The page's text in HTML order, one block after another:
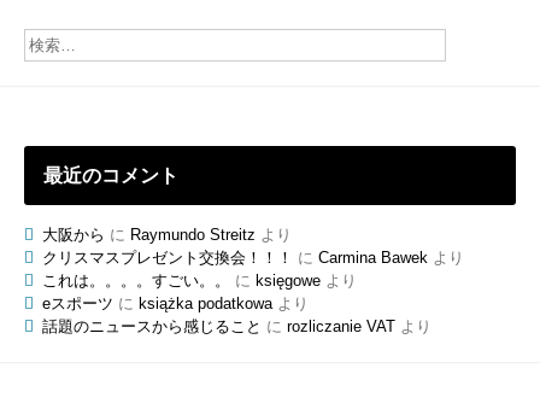
ブ
最近のコメント
大阪から に Raymundo Streitz より
クリスマスプレゼント交換会！！！
に Carmina Bawekより
これは。。。。すごい。。
に księgoweより
eスポーツ に książka podatkowaより
話題のニュースから感じること に rozliczanie VATより